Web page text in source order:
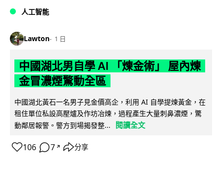
人工智能
Lawton 1 日
中國湖北男自學 AI 「煉金術」 屋內煉
金冒濃煙驚動全區
中國湖北黃石一名男子見金價高企，利用 AI 自學提煉黃金，在
租住單位私設高壓爐及作坊冶煉，過程產生大量刺鼻濃煙，驚
動鄰居報警。警方到場揭發整...
閱讀全文
106 7 ↗ 分享